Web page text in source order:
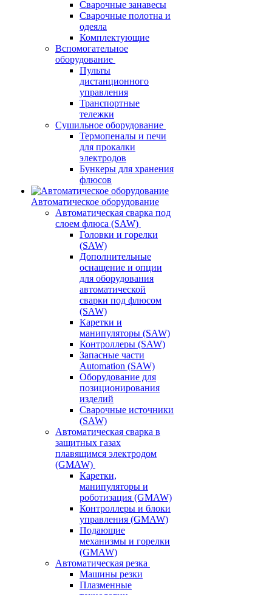
Сварочные занавесы
Сварочные полотна и
одеяла
Комплектующие
Вспомогательное
оборудование
Пульты
дистанционного
управления
Транспортные
тележки
Сушильное оборудование
Термопеналы и печи
для прокалки
электродов
Бункеры для хранения
флюсов
Автоматическое оборудование
Автоматическая сварка под
слоем флюса (SAW)
Головки и горелки
(SAW)
Дополнительные
оснащение и опции
для оборудования
автоматической
сварки под флюсом
(SAW)
Каретки и
манипуляторы (SAW)
Контроллеры (SAW)
Запасные части
Automation (SAW)
Оборудование для
позиционирования
изделий
Сварочные источники
(SAW)
Автоматическая сварка в
защитных газах
плавящимся электродом
(GMAW)
Каретки,
манипуляторы и
роботизация (GMAW)
Контроллеры и блоки
управления (GMAW)
Подающие
механизмы и горелки
(GMAW)
Автоматическая резка
Машины резки
Плазменные